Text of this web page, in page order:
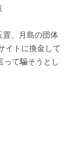
置、月島の団体
イトに換金して
って騙そうとし